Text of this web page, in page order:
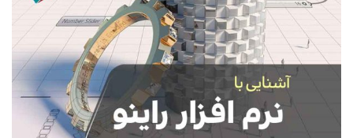
آموزش مجازی گرافیک
آموزش مجازی طراحی داخلی
نقاشی پاستل
نقاشی رنگ روغن
نقاشی آبرنگ
نقاشی کودک و نوجوان
خوشنویسی نستعلیق
خوشنویسی با خودکار
خط نقاشی